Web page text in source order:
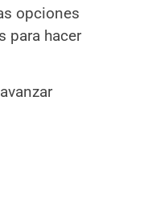
opciones
para hacer